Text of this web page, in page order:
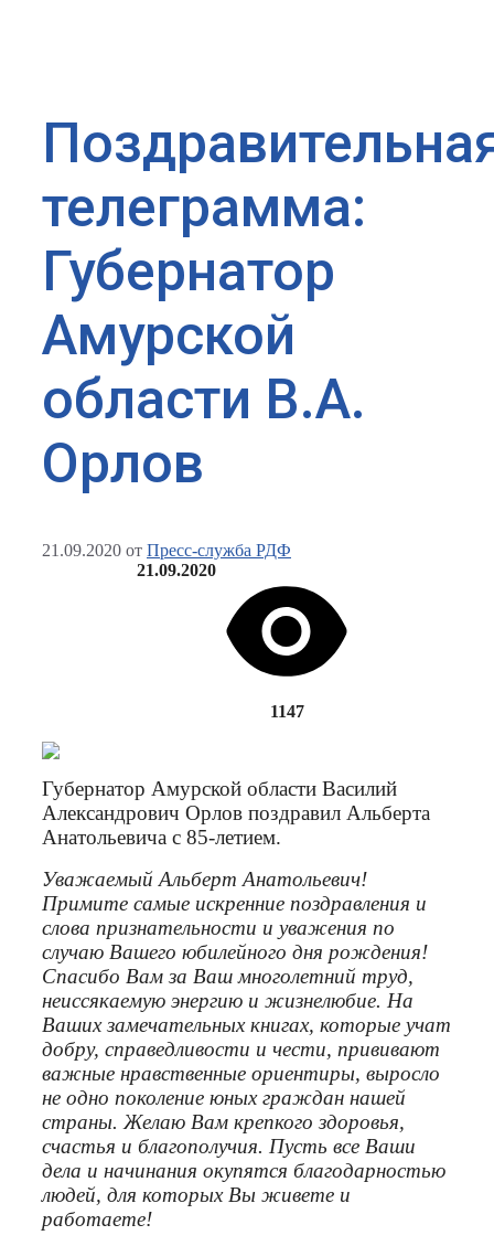
телеграмма:
Губернатор
Амурской
области В.А.
Орлов
21.09.2020 от Пресс-служба РДФ
21.09.2020
1147
Губернатор Амурской области Василий
Александрович Орлов поздравил Альберта
Анатольевича с 85-летием.
Уважаемый Альберт Анатольевич!
Примите самые искренние поздравления и
слова признательности и уважения по
случаю Вашего юбилейного дня рождения!
Спасибо Вам за Ваш многолетний труд,
неиссякаемую энергию и жизнелюбие. На
Ваших замечательных книгах, которые учат
добру, справедливости и чести, прививают
важные нравственные ориентиры, выросло
не одно поколение юных граждан нашей
страны. Желаю Вам крепкого здоровья,
счастья и благополучия. Пусть все Ваши
дела и начинания окупятся благодарностью
людей, для которых Вы живете и
работаете!